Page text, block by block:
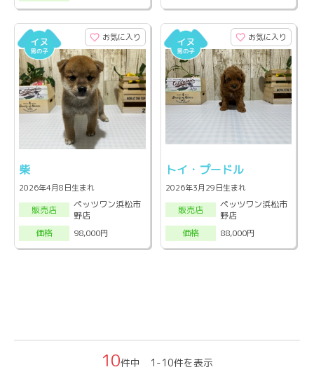
お気に入り
柴
2026年4月8日生まれ
販売店
ペッツワン浜松市
野店
価格
98,000円
お気に入り
トイ・プードル
2026年3月29日生まれ
販売店
ペッツワン浜松市
野店
価格
88,000円
10件中 1-10件を表示